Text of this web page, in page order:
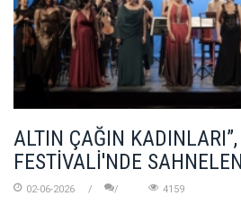
ALTIN ÇAĞIN
FESTİVALİ'NDE
02-06-2026 4159